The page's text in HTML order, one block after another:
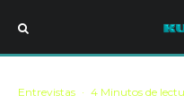
Entrevistas · 4 Minutos de